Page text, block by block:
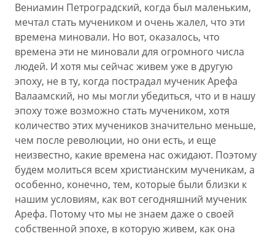
Вениамин Петроградский, когда был маленьким,
мечтал стать мучеником и очень жалел, что эти
времена миновали. Но вот, оказалось, что
времена эти не миновали для огромного числа
людей. И хотя мы сейчас живем уже в другую
эпоху, не в ту, когда пострадал мученик Арефа
Валаамский, но мы могли убедиться, что и в нашу
эпоху тоже возможно стать мучеником, хотя
количество этих мучеников значительно меньше,
чем после революции, но они есть, и еще
неизвестно, какие времена нас ожидают. Поэтому
будем молиться всем христианским мученикам, а
особенно, конечно, тем, которые были близки к
нашим условиям, как вот сегодняшний мученик
Арефа. Потому что мы не знаем даже о своей
собственной эпохе, в которую живем, как она